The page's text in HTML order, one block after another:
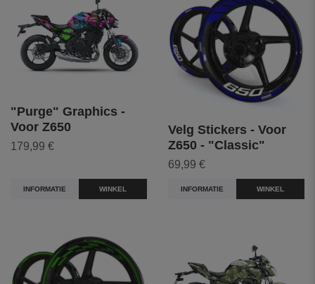
"Purge" Graphics -
Voor Z650
179,99 €
INFORMATIE WINKEL
Velg Stickers - Voor
Z650 - "Classic"
69,99 €
INFORMATIE WINKEL